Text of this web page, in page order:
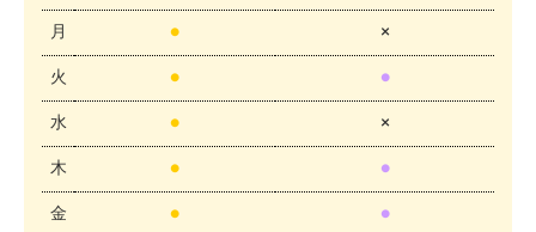
月 ● ×
火 ● ●
水 ● ×
木 ● ●
金 ● ●